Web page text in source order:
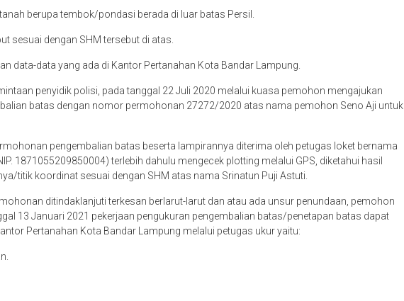
berupa tembok/pondasi berada di luar batas Persil.
sesuai dengan SHM tersebut di atas.
data-data yang ada di Kantor Pertanahan Kota Bandar Lampung.
penyidik polisi, pada tanggal 22 Juli 2020 melalui kuasa pemohon mengajukan
batas dengan nomor permohonan 27272/2020 atas nama pemohon Seno Aji untuk
pengembalian batas beserta lampirannya diterima oleh petugas loket bernama
1871055209850004) terlebih dahulu mengecek plotting melalui GPS, diketahui hasil
titik koordinat sesuai dengan SHM atas nama Srinatun Puji Astuti.
ditindaklanjuti terkesan berlarut-larut dan atau ada unsur penundaan, pemohon
13 Januari 2021 pekerjaan pengukuran pengembalian batas/penetapan batas dapat
Pertanahan Kota Bandar Lampung melalui petugas ukur yaitu: